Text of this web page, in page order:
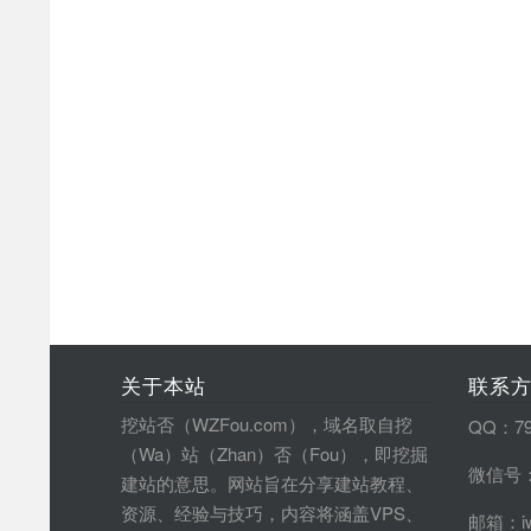
关于本站
挖站否（WZFou.com），域名取自挖
（Wa）站（Zhan）否（Fou），即挖掘
建站的意思。网站旨在分享建站教程、
资源、经验与技巧，内容将涵盖VPS、
联系
QQ：
微信号
邮箱：